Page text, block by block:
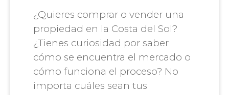
¿Quieres comprar o vender una
propiedad en la Costa del Sol?
¿Tienes curiosidad por saber
cómo se encuentra el mercado o
cómo funciona el proceso? No
importa cuáles sean tus